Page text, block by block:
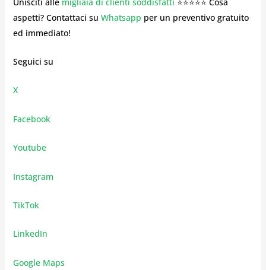
aspetti? Contattaci su Whatsapp per un preventivo gratuito
ed immediato!
Seguici su
X
Facebook
Youtube
Instagram
TikTok
LinkedIn
Google Maps